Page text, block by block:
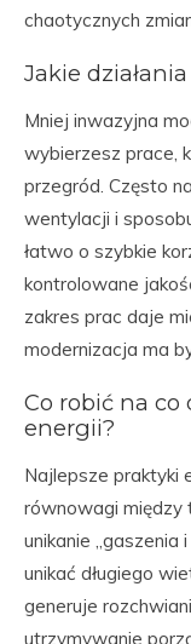
chaotycznych
Jakie
Mniej inwazyjna
wybierzesz prace,
przegród. Często
wentylacji i
łatwo o szybkie
kontrolowane
zakres prac daje
modernizacja ma
Co robić na co
energii?
Najlepsze praktyki
równowagi między
unikanie „gaszenia
unikać długiego
generuje
utrzymywanie